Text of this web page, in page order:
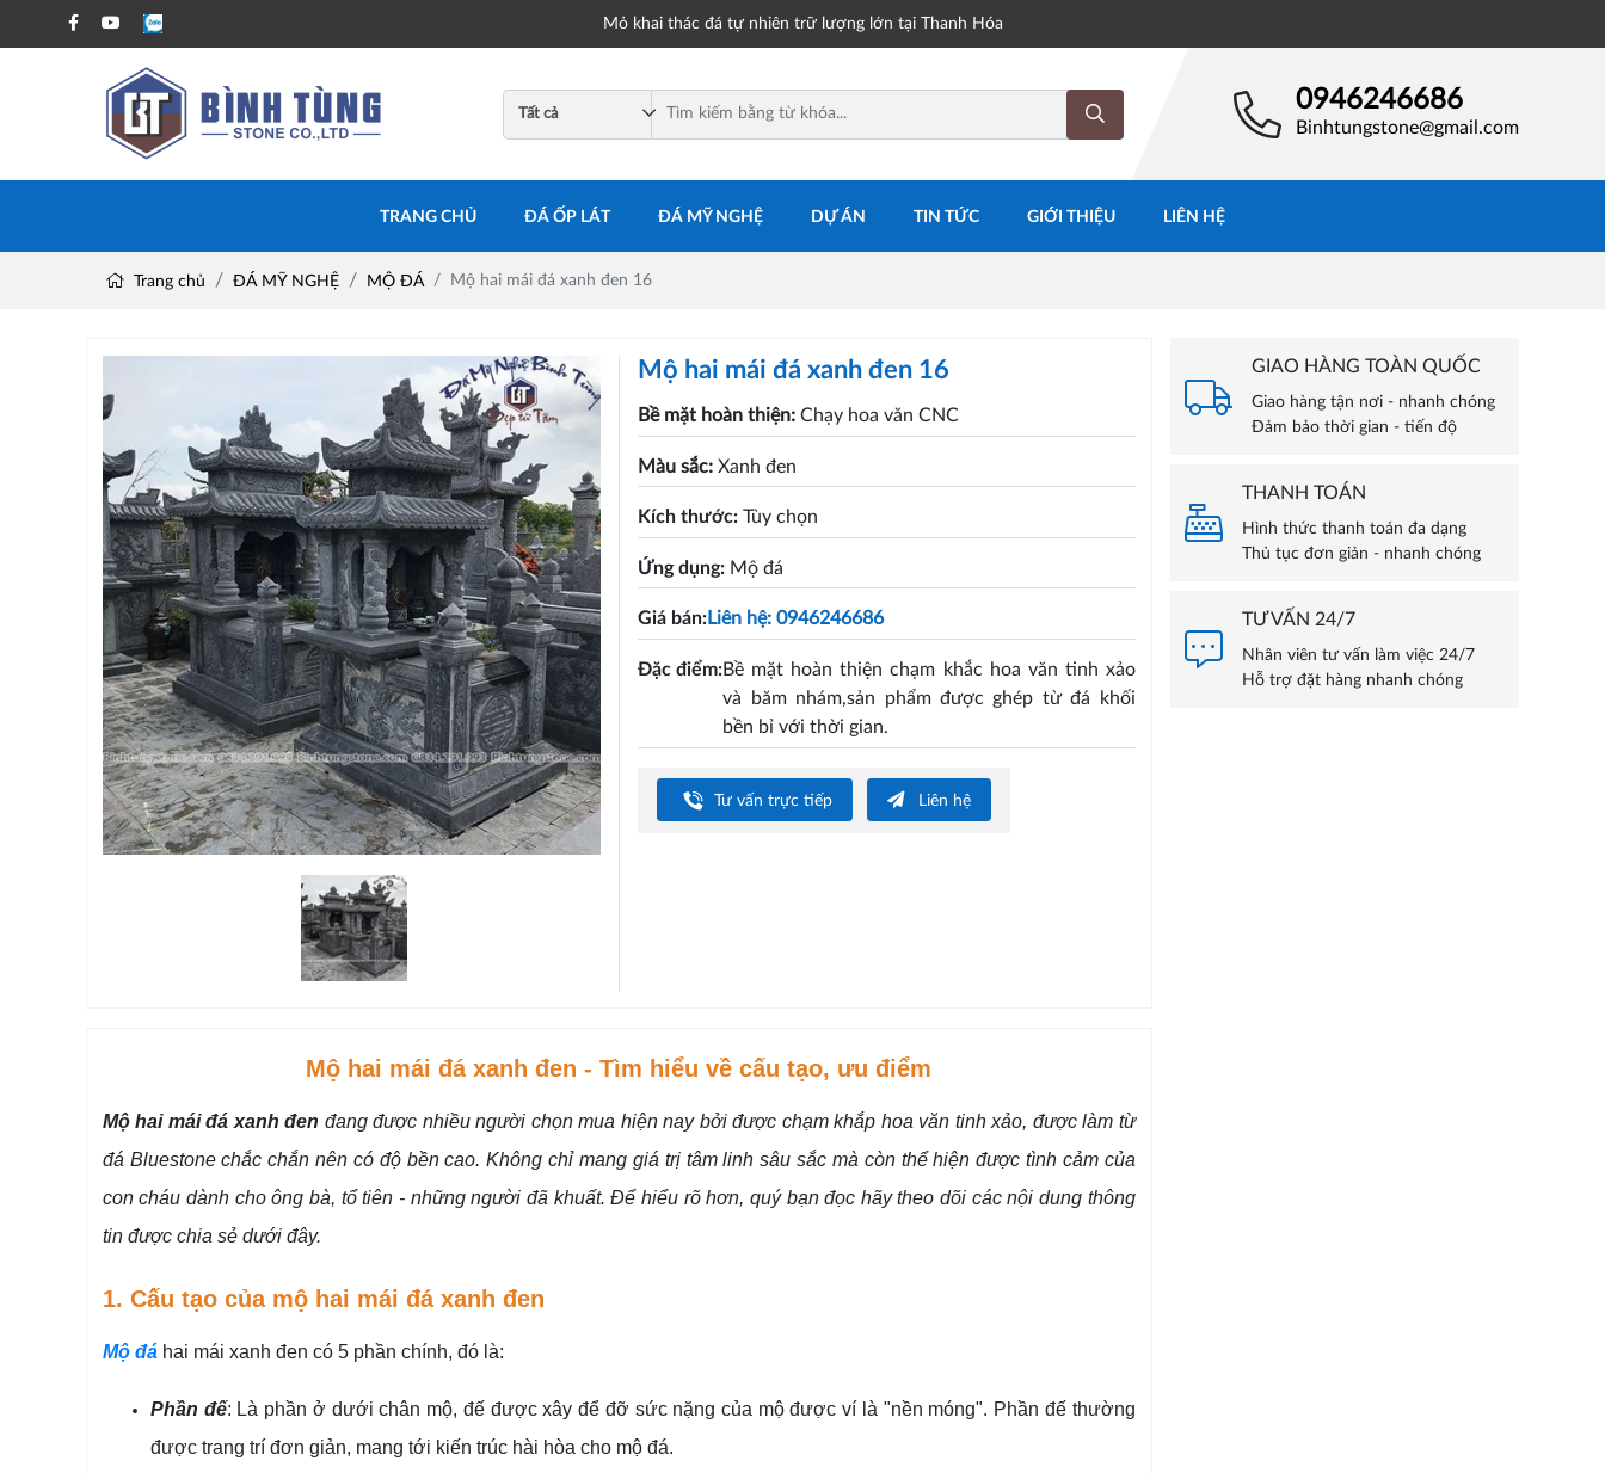
Mỏ khai thác đá tự nhiên trữ lượng lớn tại Thanh Hóa
0946246686
Binhtungstone@gmail.com
TRANG CHỦ ĐÁ ỐP LÁT ĐÁ MỸ NGHỆ DỰ ÁN TIN TỨC GIỚI THIỆU LIÊN HỆ
Trang chủ ĐÁ MỸ NGHỆ MỘ ĐÁ Mộ hai mái đá xanh đen 16
Mộ hai mái đá xanh đen 16
Bề mặt hoàn thiện:Chạy hoa văn CNC
Màu sắc:Xanh đen
Kích thước:Tùy chọn
Ứng dụng: Mộ đá
Giá bán:Liên hệ: 0946246686
Đặc điểm:Bề mặt hoàn thiện chạm khắc hoa văn tinh xảo
và băm nhám,sản phẩm được ghép từ đá khối
bền bỉ với thời gian.
Tư vấn trực tiếp Liên hệ
Mộ hai mái đá xanh đen - Tìm hiểu về cấu tạo, ưu điểm
Mộ hai mái đá xanh đen đang được nhiều người chọn mua hiện nay bởi được chạm khắp hoa văn tinh xảo, được làm từ
đá Bluestone chắc chắn nên có độ bền cao. Không chỉ mang giá trị tâm linh sâu sắc mà còn thể hiện được tình cảm của
con cháu dành cho ông bà, tổ tiên - những người đã khuất. Để hiểu rõ hơn, quý bạn đọc hãy theo dõi các nội dung thông
tin được chia sẻ dưới đây.
1. Cấu tạo của mộ hai mái đá xanh đen
Mộ đáhai mái xanh đen có 5 phần chính, đó là:
Phần đế: Là phần ở dưới chân mộ, đế được xây để đỡ sức nặng của mộ được ví là "nền móng". Phần đế thường
được trang trí đơn giản, mang tới kiến trúc hài hòa cho mộ đá.
GIAO HÀNG TOÀN QUỐC
Giao hàng tận nơi - nhanh chóng
Đảm bảo thời gian - tiến độ
THANH TOÁN
Hình thức thanh toán đa dạng
Thủ tục đơn giản - nhanh chóng
TƯ VẤN 24/7
Nhân viên tư vấn làm việc 24/7
Hỗ trợ đặt hàng nhanh chóng